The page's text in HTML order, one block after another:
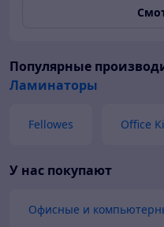
Популярные
Ламинаторы
Fellowes Office
У нас покупают
Офисные и